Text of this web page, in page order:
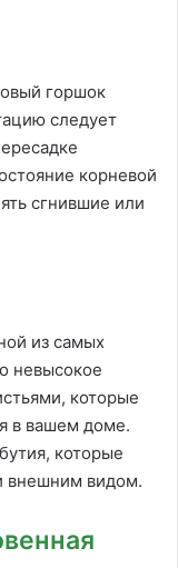
горшок
следует
корневой
сгнившие или
из самых
невысокое
которые
в вашем доме.
которые
внешним видом.